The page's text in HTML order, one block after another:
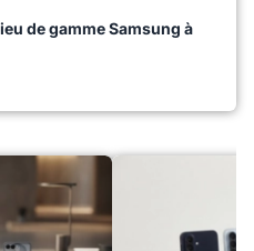
de gamme Samsung à